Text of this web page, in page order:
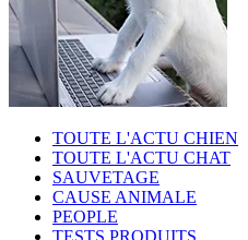
TOUTE L'ACTU CHIEN
TOUTE L'ACTU CHAT
SAUVETAGE
CAUSE ANIMALE
PEOPLE
TESTS PRODUITS